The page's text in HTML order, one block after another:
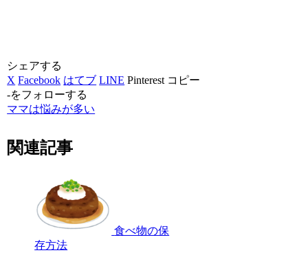
シェアする
X Facebook はてブ LINE Pinterest コピー
-をフォローする
ママは悩みが多い
関連記事
食べ物の保
存方法